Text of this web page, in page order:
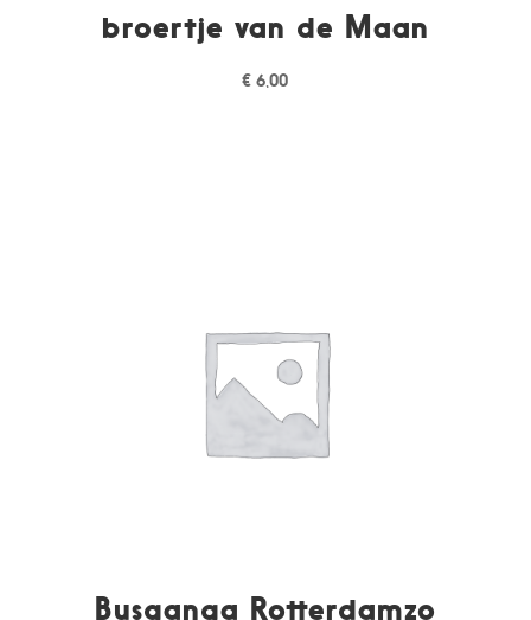
broertje van de Maan
€ 6,00
Busganga Rotterdamzo